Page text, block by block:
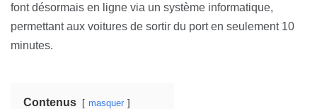
font désormais en ligne via un système informatique,
permettant aux voitures de sortir du port en seulement 10
minutes.
Contenus masquer